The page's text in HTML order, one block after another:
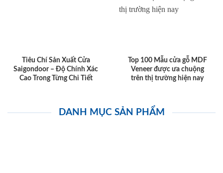
Tiêu Chí Sản Xuất Cửa
Saigondoor – Độ Chính Xác
Cao Trong Từng Chi Tiết
Top 100 Mẫu cửa gỗ MDF
Veneer được ưa chuộng
trên thị trường hiện nay
DANH MỤC SẢN PHẨM